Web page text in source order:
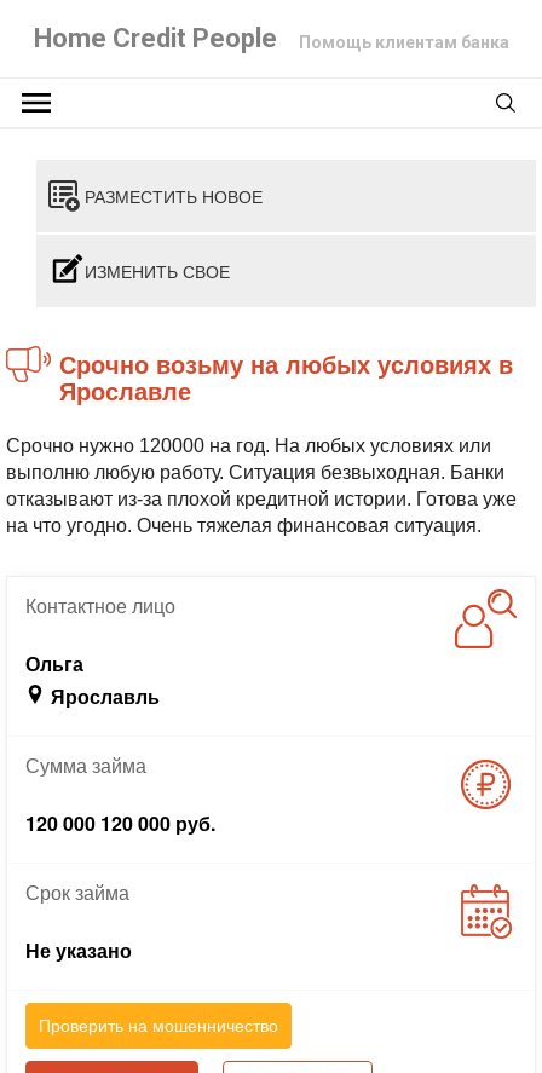
Home Credit People Помощь клиентам банка
РАЗМЕСТИТЬ НОВОЕ
ИЗМЕНИТЬ СВОЕ
Срочно возьму на любых условиях в
Ярославле
Срочно нужно 120000 на год. На любых условиях или
выполню любую работу. Ситуация безвыходная. Банки
отказывают из-за плохой кредитной истории. Готова уже
на что угодно. Очень тяжелая финансовая ситуация.
Контактноелицо
Ольга
Ярославль
Суммазайма
120 000 120 000 руб.
Срокзайма
Не указано
Проверить на мошенничество